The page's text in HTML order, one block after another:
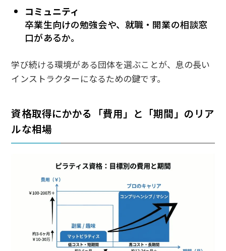
コミュニティ
卒業生向けの勉強会や、就職・開業の相談窓
口があるか。
学び続ける環境がある団体を選ぶことが、息の長い
インストラクターになるための鍵です。
資格取得にかかる「費用」と「期間」のリア
ルな相場